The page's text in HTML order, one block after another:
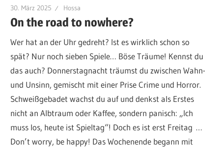
30. März 2025 Hossa
On the road to nowhere?
Wer hat an der Uhr gedreht? Ist es wirklich schon so
spät? Nur noch sieben Spiele… Böse Träume! Kennst du
das auch? Donnerstagnacht träumst du zwischen Wahn-
und Unsinn, gemischt mit einer Prise Crime und Horror.
Schweißgebadet wachst du auf und denkst als Erstes
nicht an Albtraum oder Kaffee, sondern panisch: „Ich
muss los, heute ist Spieltag“! Doch es ist erst Freitag …
Don’t worry, be happy! Das Wochenende begann mit